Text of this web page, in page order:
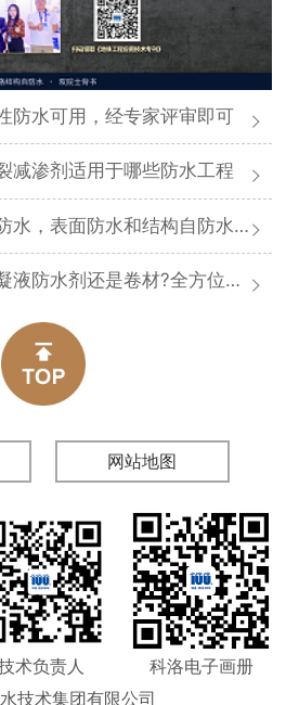
防水可用，经专家评审即可
减渗剂适用于哪些防水工程
，表面防水和结构自防水差在哪
水剂还是卷材?全方位对比分析
网站地图
术负责人
科洛电子画册
技术集团有限公司